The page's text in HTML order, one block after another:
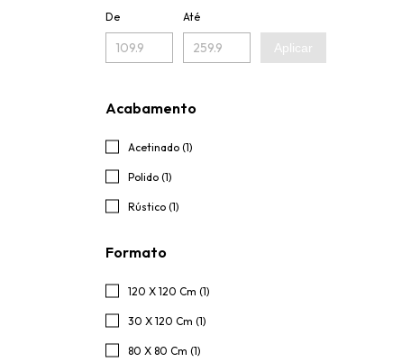
De Até
Aplicar
Acabamento
Acetinado (1)
Polido (1)
Rústico (1)
Formato
120 X 120 Cm (1)
30 X 120 Cm (1)
80 X 80 Cm (1)